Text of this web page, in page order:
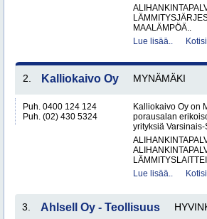
MAALÄMPÖÄ..
Lue lisää..
2. Kalliokaivo Oy MYNÄMÄKI
Puh. 0400 124 124
Puh. (02) 430 5324
Kalliokaivo Oy on
porausalan
yrityksiä
Lue lisää..
3. Ahlsell Oy - Teollisuus